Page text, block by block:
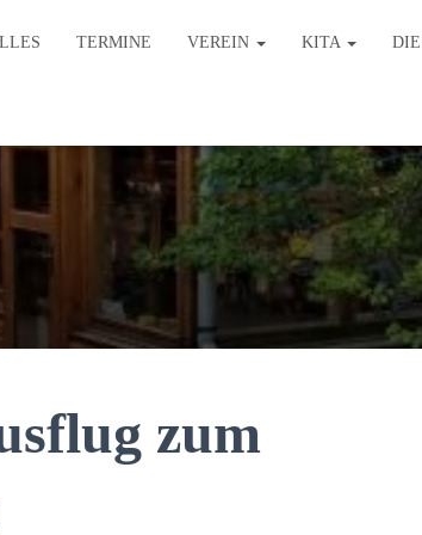
TERMINE VEREIN KITA
zum